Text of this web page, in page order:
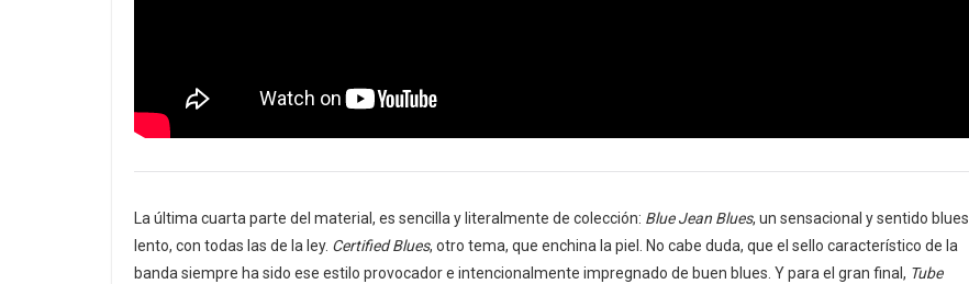
La última cuarta parte del material, es sencilla y literalmente de colección: Blue Jean Blues, un sensacional y sentido blues
lento, con todas las de la ley. Certified Blues, otro tema, que enchina la piel. No cabe duda, que el sello característico de la
banda siempre ha sido ese estilo provocador e intencionalmente impregnado de buen blues. Y para el gran final, Tube